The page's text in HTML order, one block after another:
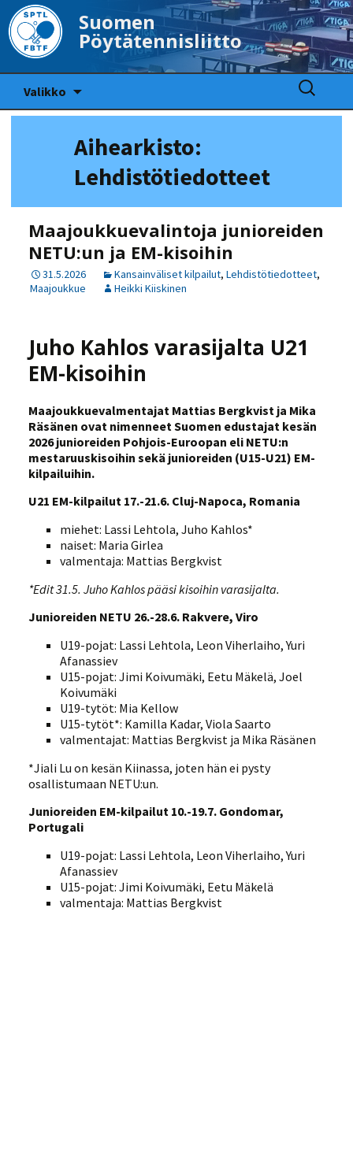
Suomen
Pöytätennisliitto
Valikko
Haku:
Aihearkisto:
Lehdistötiedotteet
Maajoukkuevalintoja junioreiden
NETU:un ja EM-kisoihin
31.5.2026 Kansainväliset kilpailut, Lehdistötiedotteet,
Maajoukkue
Heikki Kiiskinen
Juho Kahlos varasijalta U21
EM-kisoihin
Maajoukkuevalmentajat Mattias Bergkvist ja Mika
Räsänen ovat nimenneet Suomen edustajat kesän
2026 junioreiden Pohjois-Euroopan eli NETU:n
mestaruuskisoihin sekä junioreiden (U15-U21) EM-
kilpailuihin.
U21 EM-kilpailut 17.-21.6. Cluj-Napoca, Romania
miehet: Lassi Lehtola, Juho Kahlos*
naiset: Maria Girlea
valmentaja: Mattias Bergkvist
*Edit 31.5. Juho Kahlos pääsi kisoihin varasijalta.
Junioreiden NETU 26.-28.6. Rakvere, Viro
U19-pojat: Lassi Lehtola, Leon Viherlaiho, Yuri
Afanassiev
U15-pojat: Jimi Koivumäki, Eetu Mäkelä, Joel
Koivumäki
U19-tytöt: Mia Kellow
U15-tytöt*: Kamilla Kadar, Viola Saarto
valmentajat: Mattias Bergkvist ja Mika Räsänen
*Jiali Lu on kesän Kiinassa, joten hän ei pysty
osallistumaan NETU:un.
Junioreiden EM-kilpailut 10.-19.7. Gondomar,
Portugali
U19-pojat: Lassi Lehtola, Leon Viherlaiho, Yuri
Afanassiev
U15-pojat: Jimi Koivumäki, Eetu Mäkelä
valmentaja: Mattias Bergkvist